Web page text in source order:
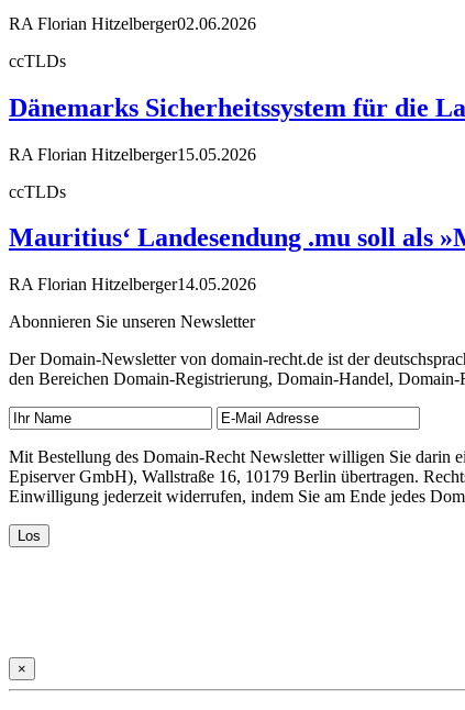
RA Florian Hitzelberger02.06.2026
ccTLDs
Dänemarks Sicherheitssystem für die
RA Florian Hitzelberger15.05.2026
ccTLDs
Mauritius‘ Landesendung .mu soll als
RA Florian Hitzelberger14.05.2026
Abonnieren Sie unseren Newsletter
Der Domain-Newsletter von domain-recht.de ist der
den Bereichen Domain-Registrierung, Domain-Handel,
Mit Bestellung des Domain-Recht Newsletter willigen Sie darin
Episerver GmbH), Wallstraße 16, 10179 Berlin übertragen.
Einwilligung jederzeit widerrufen, indem Sie am Ende jedes
×